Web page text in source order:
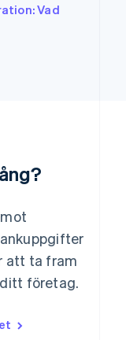
Vad
att ta fram
företag.